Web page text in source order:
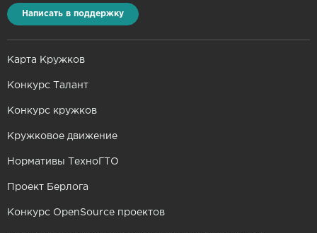
Написать в поддержку
Карта Кружков
Конкурс Талант
Конкурс кружков
Кружковое движение
Нормативы ТехноГТО
Проект Берлога
Конкурс OpenSource проектов